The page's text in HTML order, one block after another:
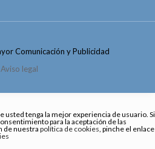
Comunicación y Publicidad
Aviso legal
usted tenga la mejor experiencia de usuario. Si
para la aceptación de las
de nuestrapolítica de cookies, pinche el enlace